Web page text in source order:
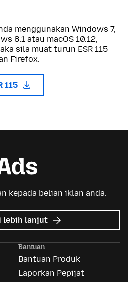
menggunakan Windows 7,
8.1 atau macOS 10.12,
sila muat turun ESR 115
Firefox.
115
kepada belian iklan anda.
lebih lanjut tentang
Iklan
Bantuan
Bantuan Produk
Laporkan Pepijat